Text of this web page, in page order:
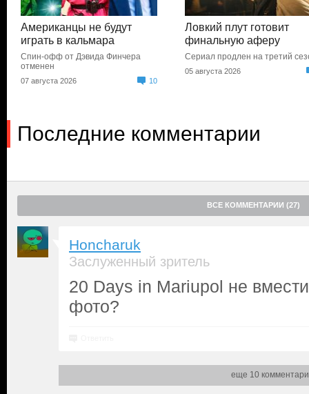
Американцы не будут
играть в кальмара
Спин-офф от Дэвида Финчера
отменен
07 августа 2026 10
Ловкий плут готовит
финальную аферу
Сериал продлен на третий
05 августа 2026
Последние комментарии
ВСЕ КОММЕНТАРИИ (27)
Honcharuk
Заслуженный зритель
20 Days in Mariupol не
фото?
еще 10